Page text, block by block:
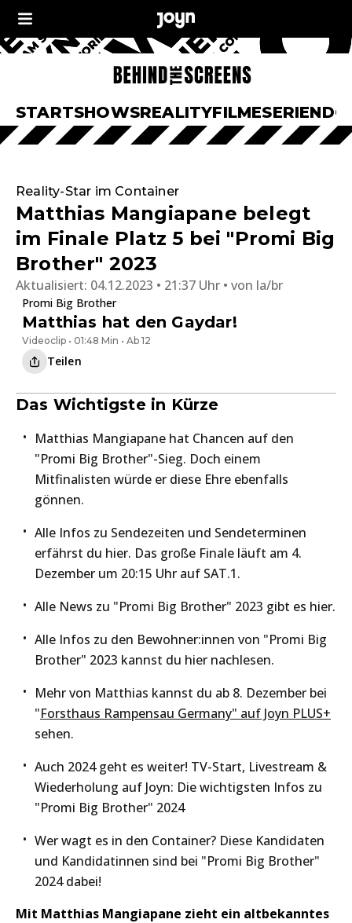
STARTSHOWSREALITYFILMESERIEN
Reality-Star im Container
Matthias Mangiapane belegt
im Finale Platz 5 bei "Promi Big
Brother" 2023
Aktualisiert: 04.12.2023 • 21:37 Uhr von la/br
Promi Big Brother
Matthias hat den Gaydar!
Videoclip • 01:48 Min • Ab 12
Teilen
Das Wichtigste in Kürze
Matthias Mangiapane hat Chancen auf den
"Promi Big Brother"-Sieg. Doch einem
Mitfinalisten würde er diese Ehre ebenfalls
gönnen.
Alle Infos zu Sendezeiten und Sendeterminen
erfährst du hier. Das große Finale läuft am 4.
Dezember um 20:15 Uhr auf SAT.1.
Alle News zu "Promi Big Brother" 2023 gibt es hier.
Alle Infos zu den Bewohner:innen von "Promi Big
Brother" 2023 kannst du hier nachlesen.
Mehr von Matthias kannst du ab 8. Dezember bei
"Forsthaus Rampensau Germany" auf Joyn PLUS+
sehen.
Auch 2024 geht es weiter! TV-Start, Livestream &
Wiederholung auf Joyn: Die wichtigsten Infos zu
"Promi Big Brother" 2024
Wer wagt es in den Container? Diese Kandidaten
und Kandidatinnen sind bei "Promi Big Brother"
2024 dabei!
Mit Matthias Mangiapane zieht ein altbekanntes